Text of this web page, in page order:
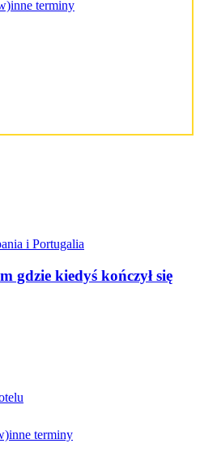
inne terminy
i Portugalia
gdzie kiedyś kończył się
inne terminy